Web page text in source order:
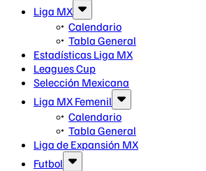
Liga MX
Calendario
Tabla General
Estadísticas Liga MX
Leagues Cup
Selección Mexicana
Liga MX Femenil
Calendario
Tabla General
Liga de Expansión MX
Futbol